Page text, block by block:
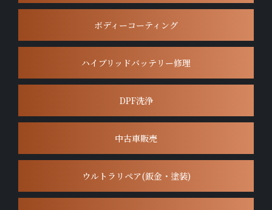
ボディーコーティング
ハイブリッドバッテリー修理
DPF洗浄
中古車販売
ウルトラリペア(鈑金・塗装)